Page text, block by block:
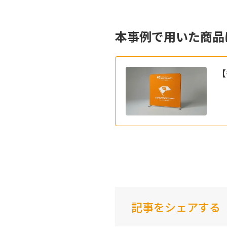
本事例で用いた商
記事をシェアする